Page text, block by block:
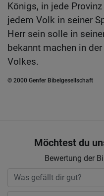
Königs, in jede
jedem Volk in seiner
Herr sein solle in
bekannt machen in
Volkes.
© 2000 Genfer Bibelgesellschaft
Möchtest du
Bewertung der